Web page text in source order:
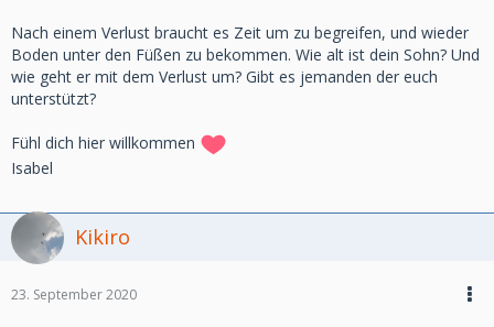
Nach einem Verlust braucht es Zeit um zu begreifen, und wieder
Boden unter den Füßen zu bekommen. Wie alt ist dein Sohn? Und
wie geht er mit dem Verlust um? Gibt es jemanden der euch
unterstützt?
Fühl dich hier willkommen
Isabel
Kikiro
23. September 2020